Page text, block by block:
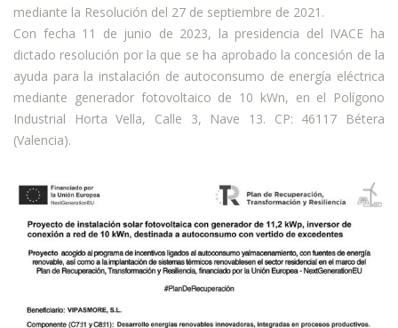
mediante la Resolución del 27 de septiembre de 2021.
Con fecha 11 de junio de 2023, la presidencia del IVACE ha
dictado resolución por la que se ha aprobado la concesión de la
ayuda para la instalación de autoconsumo de energía eléctrica
mediante generador fotovoltaico de 10 kWn, en el Polígono
Industrial Horta Vella, Calle 3, Nave 13. CP: 46117 Bétera
(Valencia).